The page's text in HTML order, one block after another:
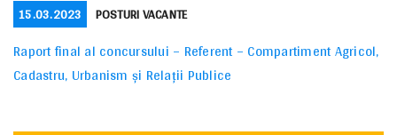
POSTED
ON
15.03.2023 CATEGORIES
POSTURI VACANTE
Raport final al concursului – Referent – Compartiment Agricol,
Cadastru, Urbanism și Relații Publice